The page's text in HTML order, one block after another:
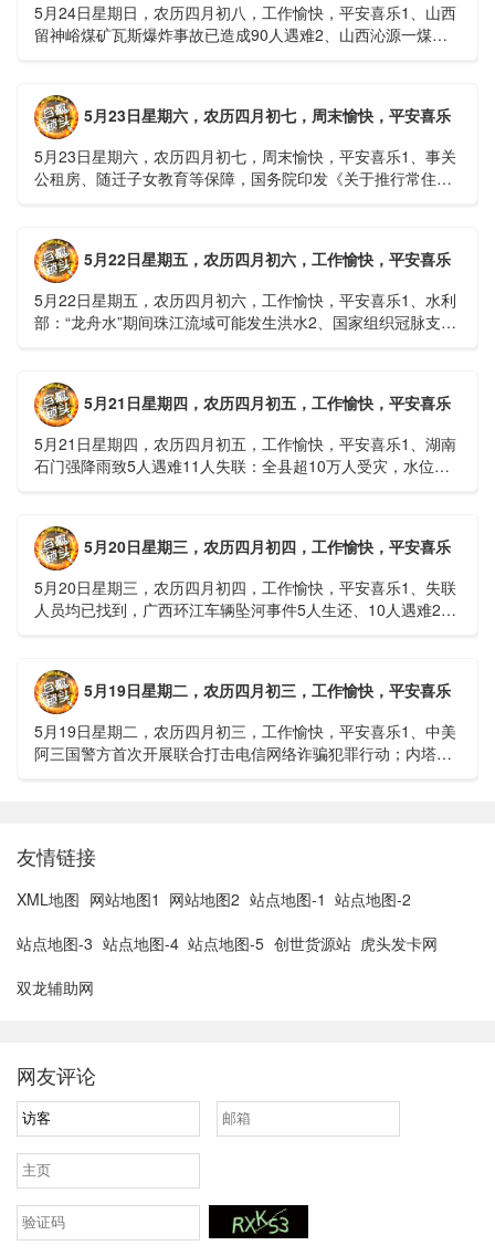
5月24日星期日，农历四月初八，工作愉快，平安喜乐1、山西
留神峪煤矿瓦斯爆炸事故已造成90人遇难2、山西沁源一煤矿
5月23日星期六，农历四月初七，周末愉快，平安喜乐
5月23日星期六，农历四月初七，周末愉快，平安喜乐1、事关
公租房、随迁子女教育等保障，国务院印发《关于推行常住地
5月22日星期五，农历四月初六，工作愉快，平安喜乐
5月22日星期五，农历四月初六，工作愉快，平安喜乐1、水利
部：“龙舟水”期间珠江流域可能发生洪水2、国家组织冠脉支架
5月21日星期四，农历四月初五，工作愉快，平安喜乐
5月21日星期四，农历四月初五，工作愉快，平安喜乐1、湖南
石门强降雨致5人遇难11人失联：全县超10万人受灾，水位正
5月20日星期三，农历四月初四，工作愉快，平安喜乐
5月20日星期三，农历四月初四，工作愉快，平安喜乐1、失联
人员均已找到，广西环江车辆坠河事件5人生还、10人遇难2、
5月19日星期二，农历四月初三，工作愉快，平安喜乐
5月19日星期二，农历四月初三，工作愉快，平安喜乐1、中美
阿三国警方首次开展联合打击电信网络诈骗犯罪行动；内塔尼
友情链接
XML地图 网站地图1 网站地图2 站点地图-1 站点地图-2
站点地图-3 站点地图-4 站点地图-5 创世货源站 虎头发卡网
双龙辅助网
网友评论